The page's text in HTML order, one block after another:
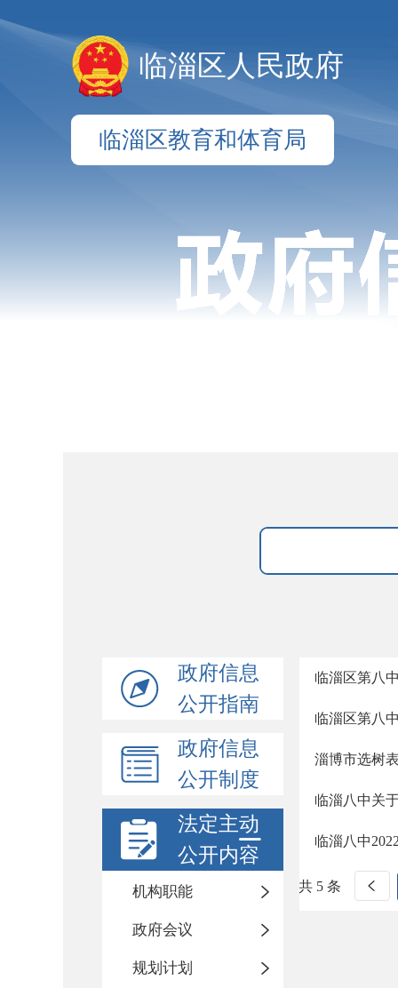
临淄区人民政府
临淄区教育和体育局
政府信息
公开指南
政府信息
公开制度
法定主动
公开内容
机构职能
政府会议
规划计划
临淄区第八
临淄区第八
淄博市选树
临淄八中关
临淄八中
共 5 条